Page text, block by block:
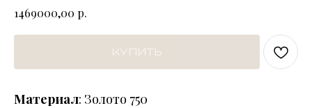
1469000,00 р.
КУПИТЬ
Материал: Золото 750